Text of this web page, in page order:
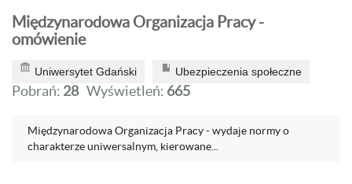
Międzynarodowa Organizacja Pracy -
omówienie
Uniwersytet Gdański Ubezpieczenia społeczne
Pobrań: 28 Wyświetleń: 665
Międzynarodowa Organizacja Pracy - wydaje normy o
charakterze uniwersalnym, kierowane...